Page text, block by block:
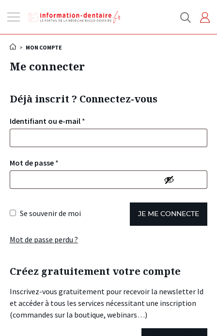
la
> MON COMPTE
Me connecter
Déjà inscrit ? Connectez-vous
Identifiant ou e-mail *
Mot de passe *
Se souvenir de moi JE ME CONNECTE
Mot de passe perdu ?
Créez gratuitement votre compte
Inscrivez-vous gratuitement pour recevoir la newsletter Id
et accéder à tous les services nécessitant une inscription
(commandes sur la boutique, webinars…)